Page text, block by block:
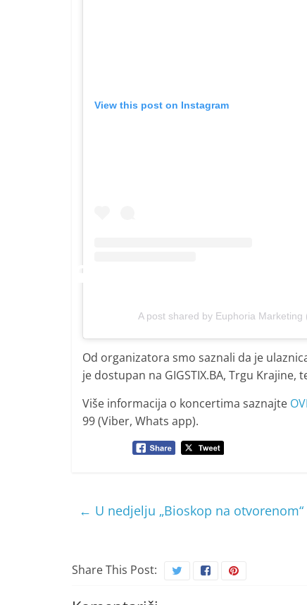
View this post on Instagram
A post shared by Euphoria
Od organizatora smo saznali da je
je dostupan na GIGSTIX.BA, Trgu Krajine,
Više informacija o koncertima saznajte
99 (Viber, Whats app).
← U nedjelju „Bioskop na
Share This Post: